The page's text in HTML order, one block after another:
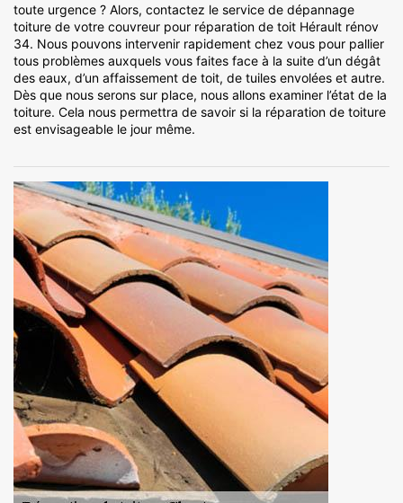
toute urgence ? Alors, contactez le service de dépannage
toiture de votre couvreur pour réparation de toit Hérault rénov
34. Nous pouvons intervenir rapidement chez vous pour pallier
tous problèmes auxquels vous faites face à la suite d’un dégât
des eaux, d’un affaissement de toit, de tuiles envolées et autre.
Dès que nous serons sur place, nous allons examiner l’état de la
toiture. Cela nous permettra de savoir si la réparation de toiture
est envisageable le jour même.